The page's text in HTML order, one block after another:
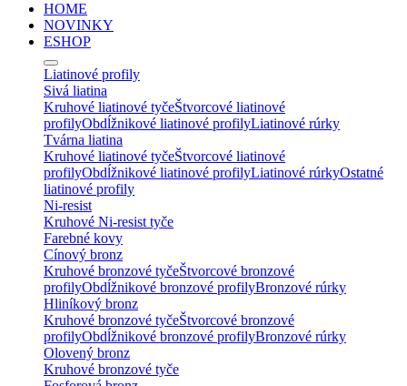
HOME
NOVINKY
ESHOP
Liatinové profily
Sivá liatina
Kruhové liatinové tyčeŠtvorcové liatinové
profilyObdĺžnikové liatinové profilyLiatinové rúrky
Tvárna liatina
Kruhové liatinové tyčeŠtvorcové liatinové
profilyObdĺžnikové liatinové profilyLiatinové rúrkyOstatné
liatinové profily
Ni-resist
Kruhové Ni-resist tyče
Farebné kovy
Cínový bronz
Kruhové bronzové tyčeŠtvorcové bronzové
profilyObdĺžnikové bronzové profilyBronzové rúrky
Hliníkový bronz
Kruhové bronzové tyčeŠtvorcové bronzové
profilyObdĺžnikové bronzové profilyBronzové rúrky
Olovený bronz
Kruhové bronzové tyče